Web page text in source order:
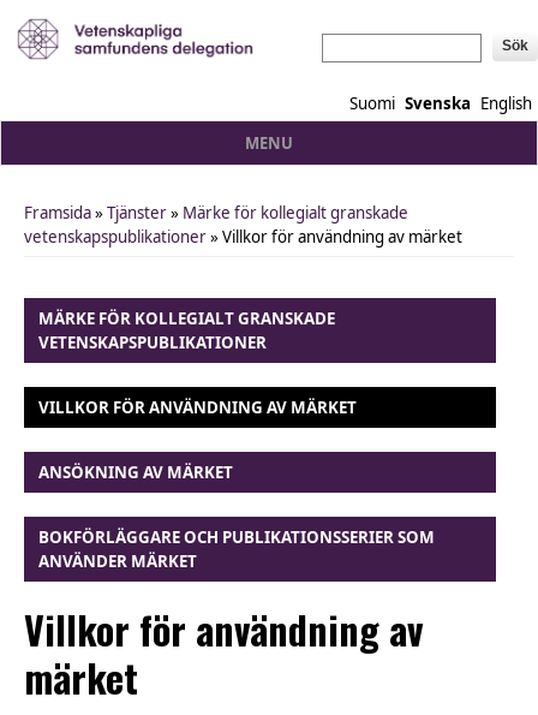
Suomi Svenska English
MENU
You are here
Framsida»Tjänster» Märke för kollegialt granskade
vetenskapspublikationer» Villkor för användning av märket
MÄRKE FÖR KOLLEGIALT GRANSKADE
VETENSKAPSPUBLIKATIONER
VILLKOR FÖR ANVÄNDNING AV MÄRKET
ANSÖKNING AV MÄRKET
BOKFÖRLÄGGARE OCH PUBLIKATIONSSERIER SOM
ANVÄNDER MÄRKET
Villkor för användning av
märket